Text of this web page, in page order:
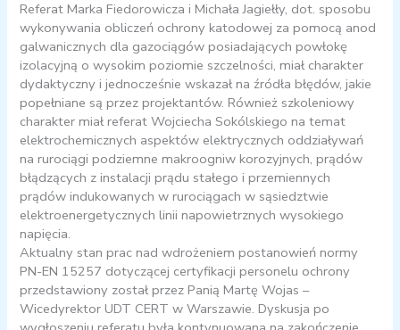
Referat Marka Fiedorowicza i Michała Jagiełły, dot. sposobu
wykonywania obliczeń ochrony katodowej za pomocą anod
galwanicznych dla gazociągów posiadających powłokę
izolacyjną o wysokim poziomie szczelności, miał charakter
dydaktyczny i jednocześnie wskazał na źródła błędów, jakie
popełniane są przez projektantów. Również szkoleniowy
charakter miał referat Wojciecha Sokólskiego na temat
elektrochemicznych aspektów elektrycznych oddziaływań
na rurociągi podziemne makroogniw korozyjnych, prądów
błądzących z instalacji prądu stałego i przemiennych
prądów indukowanych w rurociągach w sąsiedztwie
elektroenergetycznych linii napowietrznych wysokiego
napięcia.
Aktualny stan prac nad wdrożeniem postanowień normy
PN-EN 15257 dotyczącej certyfikacji personelu ochrony
przedstawiony został przez Panią Martę Wojas –
Wicedyrektor UDT CERT w Warszawie. Dyskusja po